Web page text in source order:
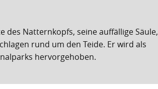
des Natternkopfs, seine auffällige Säule,
rund um den Teide. Er wird als
hervorgehoben.